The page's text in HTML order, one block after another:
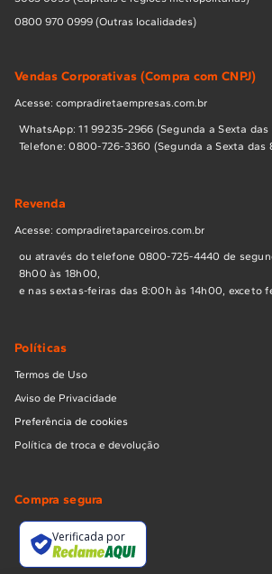
0800 970 0999 (Outras localidades)
Vendas Corporativas (Compra com CNPJ)
Acesse: compradiretaempresas.com.br
WhatsApp: 11 99235-2966 (Segunda a Sexta das
Telefone: 0800-726-3360 (Segunda a Sexta das
Revenda
Acesse: compradiretaparceiros.com.br
ou através do telefone 0800-725-4440 de
8h00 às 18h00,
e nas sextas-feiras das 8:00h às 14h00, exceto
Políticas
Termos de Uso
Aviso de Privacidade
Preferência de cookies
Política de troca e devolução
Compra segura
Verificada por